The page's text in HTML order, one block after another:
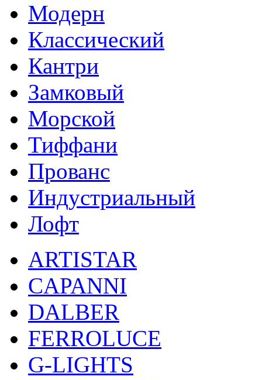
Модерн
Классический
Кантри
Замковый
Морской
Тиффани
Прованс
Индустриальный
Лофт
ARTISTAR
CAPANNI
DALBER
FERROLUCE
G-LIGHTS